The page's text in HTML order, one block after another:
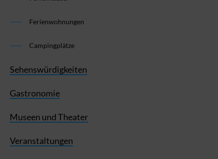
Ferienwohnungen
Campingplätze
Sehenswürdigkeiten
Gastronomie
Museen und Theater
Veranstaltungen